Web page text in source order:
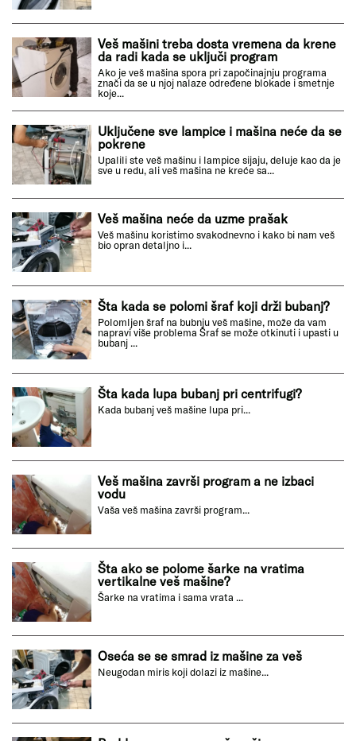
Veš mašini treba dosta vremena da krene
da radi kada se uključi program
Ako je veš mašina spora pri započinajnju programa
znači da se u njoj nalaze određene blokade i smetnje
koje...
Uključene sve lampice i mašina neće da se
pokrene
Upalili ste veš mašinu i lampice sijaju, deluje kao da je
sve u redu, ali veš mašina ne kreće sa...
Veš mašina neće da uzme prašak
Veš mašinu koristimo svakodnevno i kako bi nam veš
bio opran detaljno i...
Šta kada se polomi šraf koji drži bubanj?
Polomljen šraf na bubnju veš mašine, može da vam
napravi više problema Šraf se može otkinuti i upasti u
bubanj ...
Šta kada lupa bubanj pri centrifugi?
Kada bubanj veš mašine lupa pri...
Veš mašina završi program a ne izbaci
vodu
Vaša veš mašina završi program...
Šta ako se polome šarke na vratima
vertikalne veš mašine?
Šarke na vratima i sama vrata ...
Oseća se se smrad iz mašine za veš
Neugodan miris koji dolazi iz mašine...